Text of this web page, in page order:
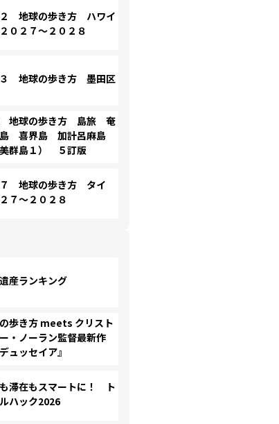
地球の歩き方 ハワイ
０２７～２０２８
３ 地球の歩き方 墨田区
地球の歩き方 島旅 奄
喜界島 加計呂麻島
美群島１） ５訂版
７ 地球の歩き方 タイ
７～２０２８
産ランキング
歩き方 meets クリスト
・ノーラン監督最新作
ュッセイア』
滞在もスマートに！ ト
ハック2026